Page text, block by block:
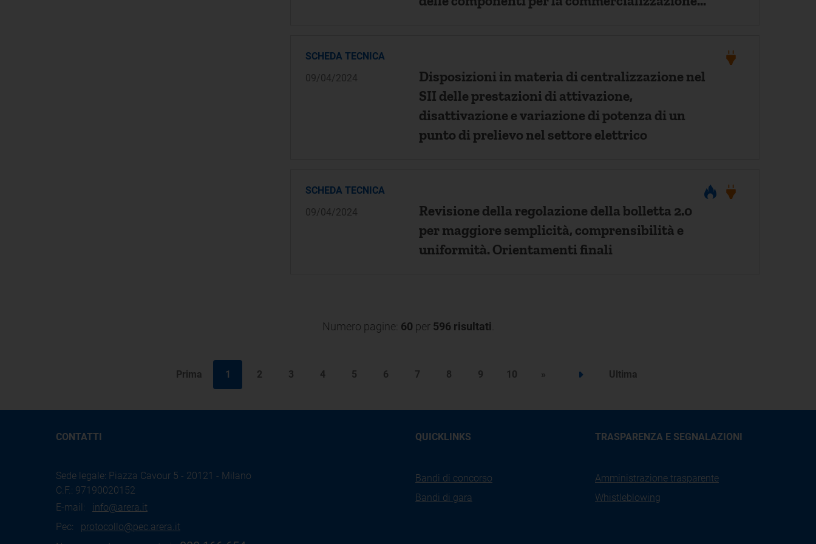
SCHEDA TECNICA
09/04/2024
Disposizioni in materia di centralizzazione nel
SII delle prestazioni di attivazione,
disattivazione e variazione di potenza di un
punto di prelievo nel settore elettrico
SCHEDA TECNICA
09/04/2024
Revisione della regolazione della bolletta 2.0
per maggiore semplicità, comprensibilità e
uniformità. Orientamenti finali
Numero pagine: 60 per 596 risultati
Prima 1 2 3 4 5 6 7 8 9 10 »
Step successivo
Ultima
CONTATTI
Sede legale: Piazza Cavour 5 - 20121 - Milano
C.F.: 97190020152
E-mail: info@arera.it
Pec: protocollo@pec.arera.it
QUICKLINKS
Bandi di concorso
Bandi di gara
TRASPARENZA E SEGNALAZIONI
Amministrazione trasparente
Whistleblowing